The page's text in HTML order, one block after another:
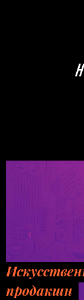
продакшн